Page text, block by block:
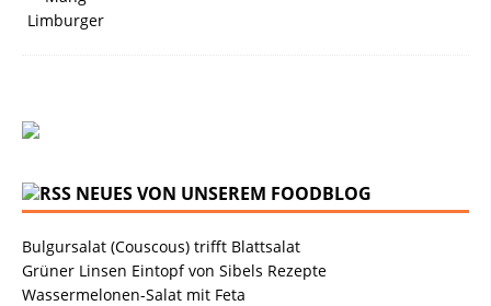
NEUES VON UNSEREM FOODBLOG
Bulgursalat (Couscous) trifft Blattsalat
Grüner Linsen Eintopf von Sibels Rezepte
Wassermelonen-Salat mit Feta